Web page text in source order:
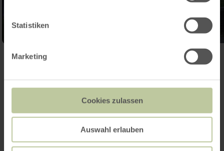
Statistiken
Marketing
Cookies zulassen
Auswahl erlauben
Kontakt